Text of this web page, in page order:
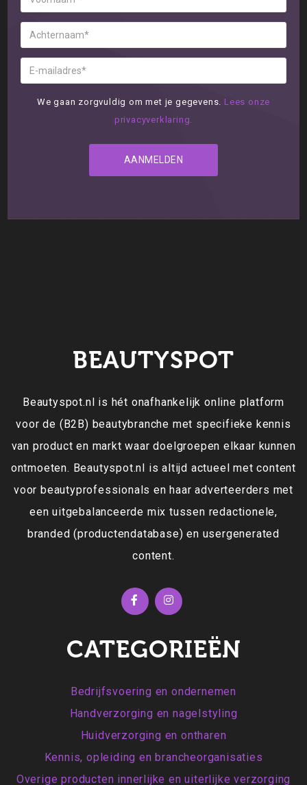
We gaan zorgvuldig om met je gegevens. Lees onze
privacyverklaring.
BEAUTYSPOT
Beautyspot.nl is hét onafhankelijk online platform
voor de (B2B) beautybranche met specifieke kennis
van product en markt waar doelgroepen elkaar kunnen
ontmoeten. Beautyspot.nl is altijd actueel met content
voor beautyprofessionals en haar adverteerders met
een uitgebalanceerde mix tussen redactionele,
branded (productendatabase) en usergenerated
content.
CATEGORIEËN
Bedrijfsvoering en ondernemen
Handverzorging en nagelstyling
Huidverzorging en ontharen
Kennis, opleiding en brancheorganisaties
Overige producten innerlijke en uiterlijke verzorging